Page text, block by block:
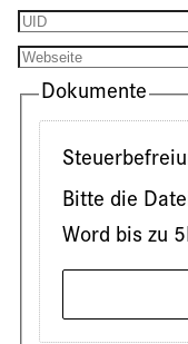
Dokumente
Bitte die
Word bis zu